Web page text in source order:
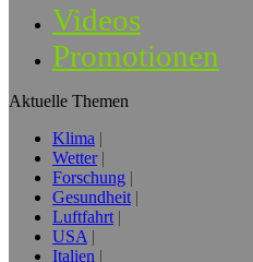
Videos
Promotionen
Aktuelle Themen
Klima
Wetter
Forschung
Gesundheit
Luftfahrt
USA
Italien